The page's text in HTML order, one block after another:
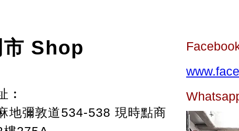
市 Shop
︰
地彌敦道534-538 現時點商